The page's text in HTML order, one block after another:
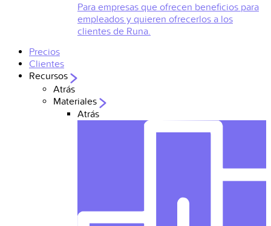
Para empresas que ofrecen beneficios para
empleados y quieren ofrecerlos a los
clientes de Runa.
Precios
Clientes
Recursos
Atrás
Materiales
Atrás